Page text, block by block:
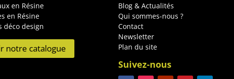
en Résine
en Résine
déco design
notre catalogue
Blog & Actualités
Qui sommes-nous ?
Contact
Newsletter
Plan du site
Suivez-nous